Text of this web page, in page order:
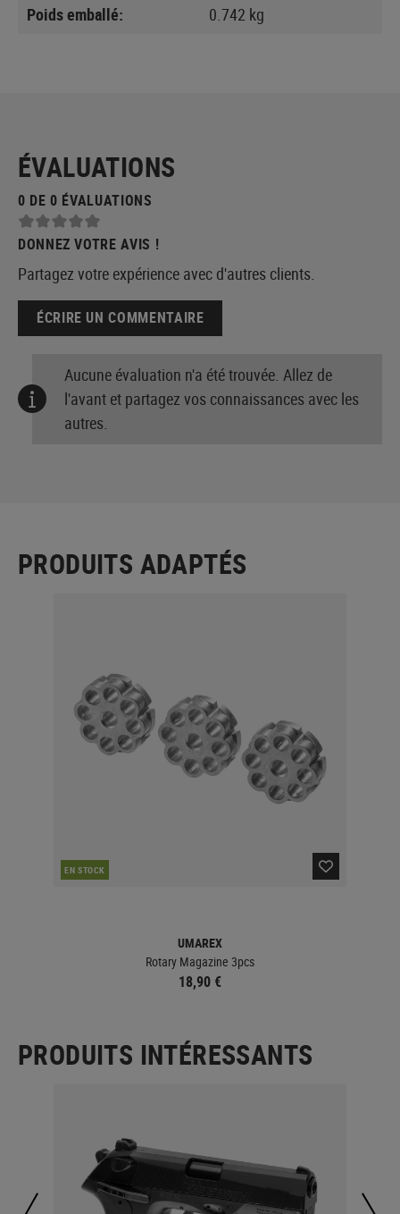
Poids emballé: 0.742 kg
ÉVALUATIONS
0 DE 0 ÉVALUATIONS
DONNEZ VOTRE AVIS !
Partagez votre expérience avec d'autres clients.
ÉCRIRE UN COMMENTAIRE
Aucune évaluation n'a été trouvée. Allez de
l'avant et partagez vos connaissances avec les
autres.
PRODUITS ADAPTÉS
EN STOCK
UMAREX
Rotary Magazine 3pcs
18,90 €
PRODUITS INTÉRESSANTS